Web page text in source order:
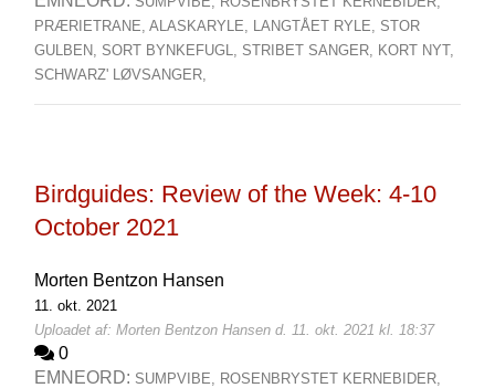
PRÆRIETRANE, ALASKARYLE, LANGTÅET RYLE, STOR
GULBEN, SORT BYNKEFUGL, STRIBET SANGER, KORT NYT,
SCHWARZ' LØVSANGER,
Birdguides: Review of the Week: 4-10
October 2021
Morten Bentzon Hansen
11. okt. 2021
Uploadet af: Morten Bentzon Hansen d. 11. okt. 2021 kl. 18:37
0
EMNEORD: SUMPVIBE, ROSENBRYSTET KERNEBIDER,